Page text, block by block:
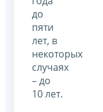
до
пяти
лет, в
некоторых
случаях
– до
10 лет.